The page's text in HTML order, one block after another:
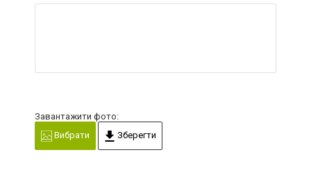
Завантажити фото:
Вибрати
Зберегти